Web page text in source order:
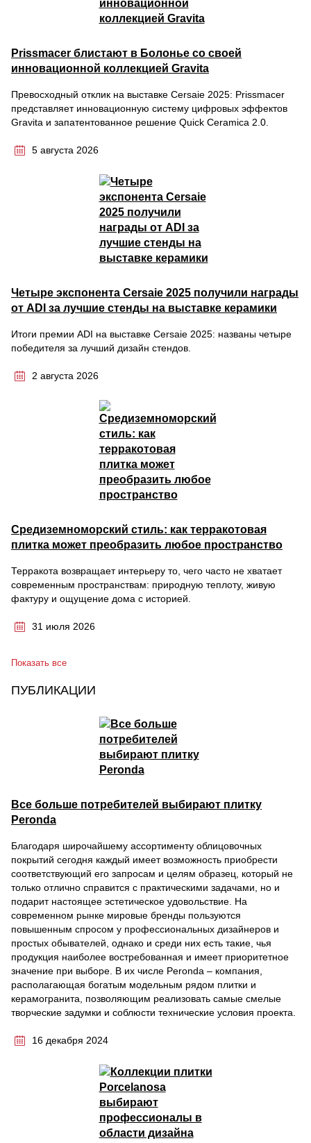
Prissmacer блистают в Болонье со своей
инновационной коллекцией Gravita
Превосходный отклик на выставке Cersaie 2025: Prissmacer
представляет инновационную систему цифровых эффектов
Gravita и запатентованное решение Quick Ceramica 2.0.
5 августа 2026
Четыре экспонента Cersaie 2025 получили награды
от ADI за лучшие стенды на выставке керамики
Итоги премии ADI на выставке Cersaie 2025: названы четыре
победителя за лучший дизайн стендов.
2 августа 2026
Средиземноморский стиль: как терракотовая
плитка может преобразить любое пространство
Терракота возвращает интерьеру то, чего часто не хватает
современным пространствам: природную теплоту, живую
фактуру и ощущение дома с историей.
31 июля 2026
Показать все
ПУБЛИКАЦИИ
Все больше потребителей выбирают плитку
Peronda
Благодаря широчайшему ассортименту облицовочных
покрытий сегодня каждый имеет возможность приобрести
соответствующий его запросам и целям образец, который не
только отлично справится с практическими задачами, но и
подарит настоящее эстетическое удовольствие. На
современном рынке мировые бренды пользуются
повышенным спросом у профессиональных дизайнеров и
простых обывателей, однако и среди них есть такие, чья
продукция наиболее востребованная и имеет приоритетное
значение при выборе. В их числе Peronda – компания,
располагающая богатым модельным рядом плитки и
керамогранита, позволяющим реализовать самые смелые
творческие задумки и соблюсти технические условия проекта.
16 декабря 2024